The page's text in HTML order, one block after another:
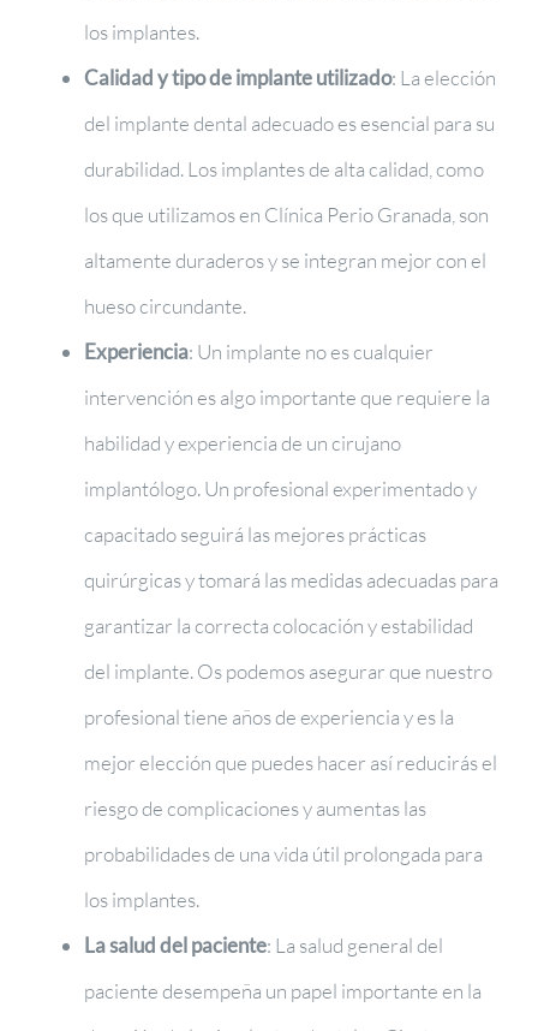
los implantes.
Calidad y tipo de implante utilizado: La elección
del implante dental adecuado es esencial para su
durabilidad. Los implantes de alta calidad, como
los que utilizamos en Clínica Perio Granada, son
altamente duraderos y se integran mejor con el
hueso circundante.
Experiencia: Un implante no es cualquier
intervención es algo importante que requiere la
habilidad y experiencia de un cirujano
implantólogo. Un profesional experimentado y
capacitado seguirá las mejores prácticas
quirúrgicas y tomará las medidas adecuadas para
garantizar la correcta colocación y estabilidad
del implante. Os podemos asegurar que nuestro
profesional tiene años de experiencia y es la
mejor elección que puedes hacer así reducirás el
riesgo de complicaciones y aumentas las
probabilidades de una vida útil prolongada para
los implantes.
La salud del paciente: La salud general del
paciente desempeña un papel importante en la